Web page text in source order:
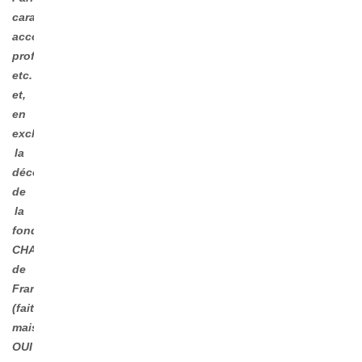
caramels,
accompagnements
professionnels,
etc.
et,
en
exclusivité,
la
découverte
de
la
fondue
CHAMPIONNE
de
France
(faite,
mais
OUI !!!